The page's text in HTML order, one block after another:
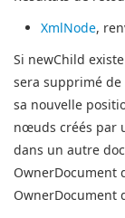
XmlNode,
Si newChild
sera supprimé de
sa nouvelle
nœuds créés par
dans un autre
OwnerDocument